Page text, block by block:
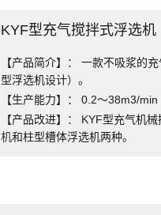
KYF型充气搅拌式浮选机
【产品简介】： 一款不吸浆的
型浮选机设计）。
【生产能力】： 0.2～38m3/min
【产品改进】： KYF型充气机
机和柱型槽体浮选机两种。